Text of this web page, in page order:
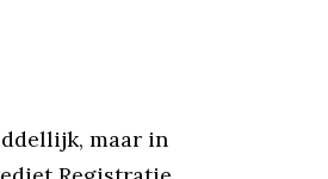
maar in